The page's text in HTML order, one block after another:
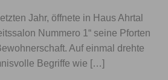
Jahr, öffnete in Haus Ahrtal
Nummero 1“ seine Pforten
Auf einmal drehte
Begriffe wie […]